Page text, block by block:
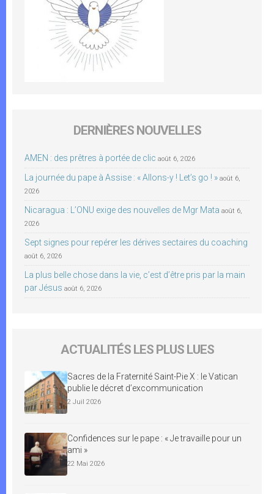
DERNIÈRES NOUVELLES
AMEN : des prêtres à portée de clic août 6, 2026
La journée du pape à Assise : « Allons-y ! Let’s go ! » août 6,
2026
Nicaragua : L’ONU exige des nouvelles de Mgr Mata août 6,
2026
Sept signes pour repérer les dérives sectaires du coaching
août 6, 2026
La plus belle chose dans la vie, c’est d’être pris par la main
par Jésus août 6, 2026
ACTUALITÉS LES PLUS LUES
Sacres de la Fraternité Saint-Pie X : le Vatican
publie le décret d’excommunication
2 Juil 2026
Confidences sur le pape : « Je travaille pour un
ami »
22 Mai 2026